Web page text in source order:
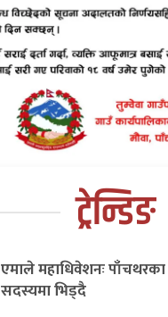
ट्रेन्डिङ
एमाले महाधिवेशनः पाँचथरका
सदस्यमा भिड्दै